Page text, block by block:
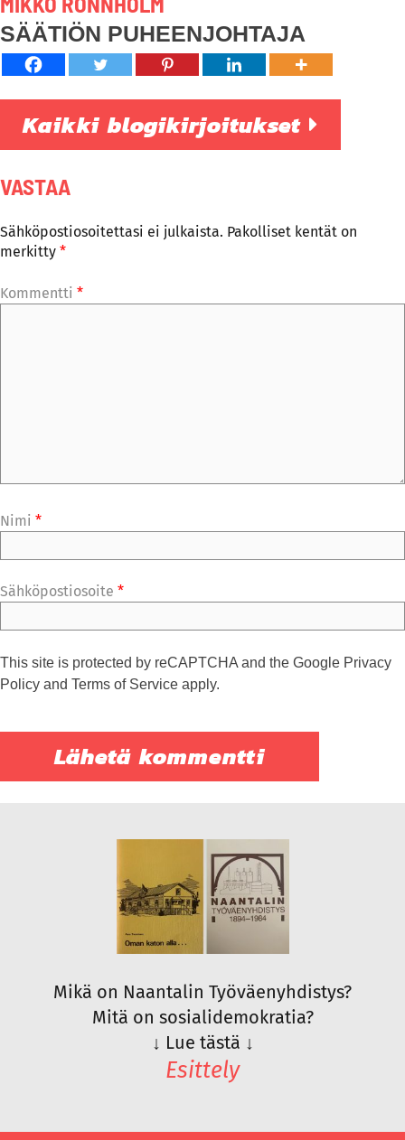
SÄÄTIÖN PUHEENJOHTAJA
Kaikki blogikirjoitukset
VASTAA
Sähköpostiosoitettasi ei julkaista. Pakolliset kentät on
merkitty *
Kommentti *
Nimi *
Sähköpostiosoite *
This site is protected by reCAPTCHA and the Google Privacy
Policy and Terms of Service apply.
Mikä on Naantalin Työväenyhdistys?
Mitä on sosialidemokratia?
↓ Lue tästä ↓
Esittely